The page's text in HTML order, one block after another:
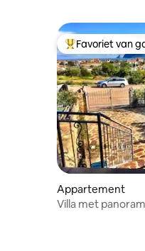
Topfavoriet van
Favoriet van
Appartement
Villa met